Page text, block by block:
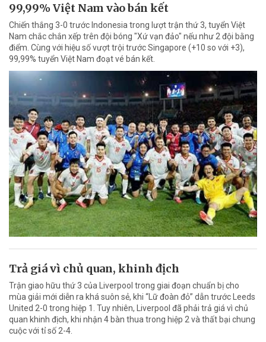
99,99% Việt Nam vào bán kết
Chiến thắng 3-0 trước Indonesia trong lượt trận thứ 3, tuyển Việt
Nam chắc chắn xếp trên đội bóng "Xứ vạn đảo" nếu như 2 đội bằng
điểm. Cùng với hiệu số vượt trội trước Singapore (+10 so với +3),
99,99% tuyển Việt Nam đoạt vé bán kết.
Trả giá vì chủ quan, khinh địch
Trận giao hữu thứ 3 của Liverpool trong giai đoạn chuẩn bị cho
mùa giải mới diễn ra khá suôn sẻ, khi “Lữ đoàn đỏ” dẫn trước Leeds
United 2-0 trong hiệp 1. Tuy nhiên, Liverpool đã phải trả giá vì chủ
quan khinh địch, khi nhận 4 bàn thua trong hiệp 2 và thất bại chung
cuộc với tỉ số 2-4.